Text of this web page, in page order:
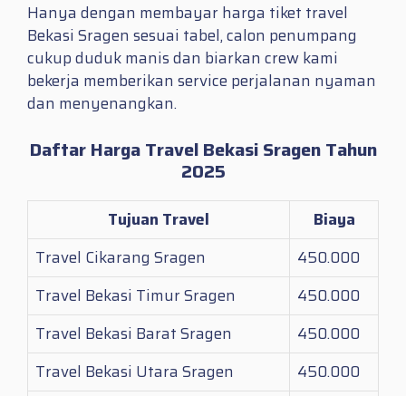
Hanya dengan membayar harga tiket travel
Bekasi Sragen sesuai tabel, calon penumpang
cukup duduk manis dan biarkan crew kami
bekerja memberikan service perjalanan nyaman
dan menyenangkan.
Daftar Harga Travel Bekasi Sragen Tahun
2025
Tujuan Travel
Biaya
Travel Cikarang Sragen
450.000
Travel Bekasi Timur Sragen
450.000
Travel Bekasi Barat Sragen
450.000
Travel Bekasi Utara Sragen
450.000